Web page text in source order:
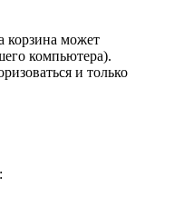
корзина может
компьютера).
и только